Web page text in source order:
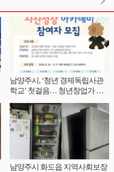
남양주시, ‘청년 경제독립사관
학교’ 첫걸음… 청년창업가 자
남양주시 화도읍 지역사회보장